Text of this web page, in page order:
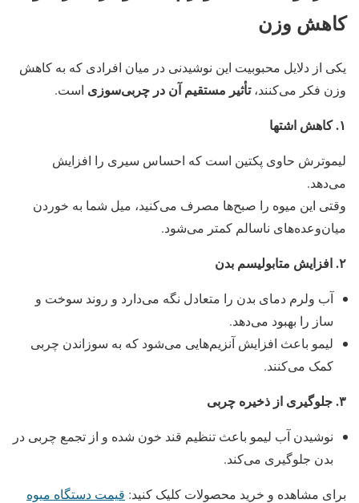
کاهش وزن
یکی از دلایل محبوبیت این نوشیدنی در میان افرادی که به کاهش
وزن فکر می‌کنند،تأثیر مستقیم آن در چربی‌سوزی است.
۱.کاهش اشتها
لیموترش حاوی پکتین است که احساس سیری را افزایش
می‌دهد.
وقتی این میوه را صبح‌ها مصرف می‌کنید، میل شما به خوردن
میان‌وعده‌های ناسالم کمتر می‌شود.
۲.افزایش متابولیسم بدن
آب ولرم دمای بدن را متعادل نگه می‌دارد و روند سوخت و
ساز را بهبود می‌دهد.
لیمو باعث افزایش آنزیم‌هایی می‌شود که به سوزاندن چربی
کمک می‌کنند.
۳.جلوگیری از ذخیره چربی
نوشیدن آب لیمو باعث تنظیم قند خون شده و از تجمع چربی در
بدن جلوگیری می‌کند.
برای مشاهده و خرید محصولات کلیک کنید: قیمت دستگاه میوه